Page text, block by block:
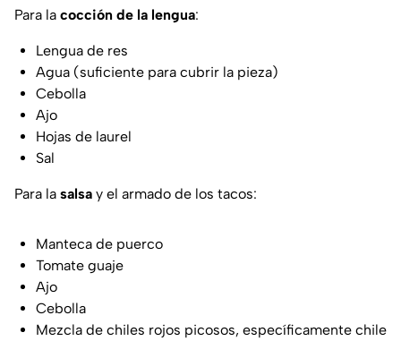
Para la cocción de la lengua:
Lengua de res
Agua (suficiente para cubrir la pieza)
Cebolla
Ajo
Hojas de laurel
Sal
Para la salsa y el armado de los tacos:
Manteca de puerco
Tomate guaje
Ajo
Cebolla
Mezcla de chiles rojos picosos, específicamente chile